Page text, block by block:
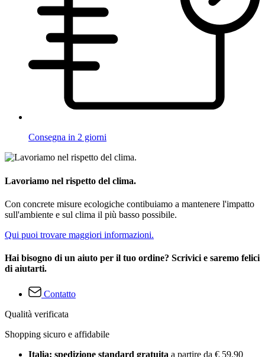
Consegna in 2 giorni
Lavoriamo nel rispetto del clima.
Con concrete misure ecologiche contibuiamo a mantenere l'impatto
sull'ambiente e sul clima il più basso possibile.
Qui puoi trovare maggiori informazioni.
Hai bisogno di un aiuto per il tuo ordine? Scrivici e saremo felici
di aiutarti.
Contatto
Qualità verificata
Shopping sicuro e affidabile
Italia: spedizione standard gratuita a partire da € 59,90